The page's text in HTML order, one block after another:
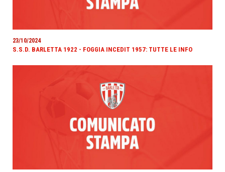
23/10/2024
S.S.D. BARLETTA 1922 - FOGGIA INCEDIT 1957: TUTTE LE INFO